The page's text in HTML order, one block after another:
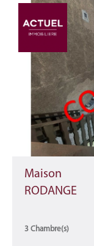
Maison
RODANGE
3 Chambre(s)